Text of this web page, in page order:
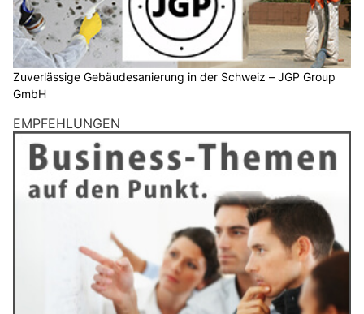
Zuverlässige Gebäudesanierung in der Schweiz – JGP Group
GmbH
EMPFEHLUNGEN